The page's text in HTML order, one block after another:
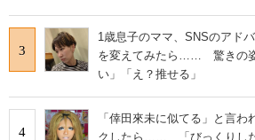
3
1歳息子のママ、SNSのアド
を変えてみたら…… 驚きの
い」「え？推せる」
4
「倖田來未に似てる」と言
クしたら…… 「びっくりし